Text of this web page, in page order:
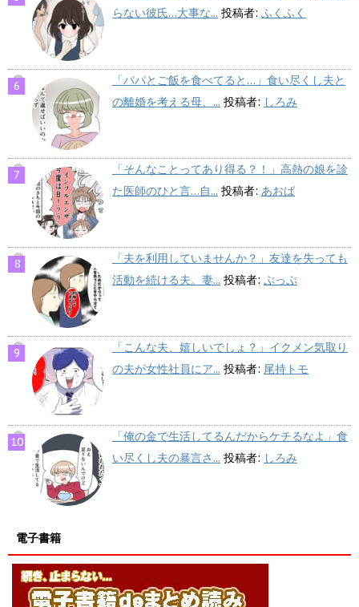
らない彼氏…大事な... 投稿者: ふくふく
「パパとご飯を食べてると…」食い尽くし夫と
の離婚を考える母、... 投稿者: しろみ
「そんなことってあり得る？！」高熱の娘を診
た医師のひと言…自... 投稿者: あおば
「夫を利用していませんか？」友達を失っても
活動を続ける夫。妻... 投稿者: ぷっぷ
「こんな夫、嬉しいでしょ？」イクメン気取り
の夫が女性社員にア... 投稿者: 尾持トモ
「俺の金で生活してるんだからケチるなよ」食
い尽くし夫の暴言さ... 投稿者: しろみ
電子書籍